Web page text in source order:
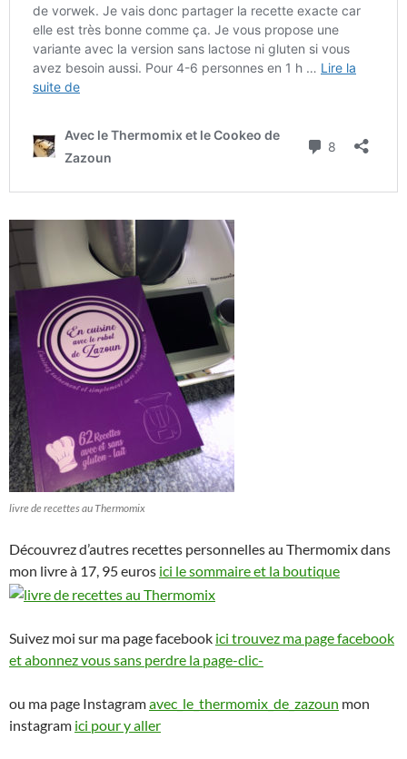
livre de recettes au Thermomix
Découvrez d’autres recettes personnelles au Thermomix dans
mon livre à 17, 95 euros ici le sommaire et la boutique
Suivez moi sur ma page facebook ici trouvez ma page facebook
et abonnez vous sans perdre la page-clic-
ou ma page Instagramavec_le_thermomix_de_zazoun mon
instagram ici pour y aller